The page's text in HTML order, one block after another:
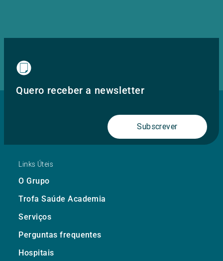
Quero receber a newsletter
Subscrever
Links Úteis
O Grupo
Trofa Saúde Academia
Serviços
Perguntas frequentes
Hospitais